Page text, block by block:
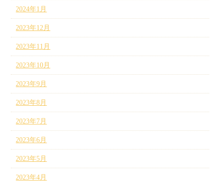
2024年1月
2023年12月
2023年11月
2023年10月
2023年9月
2023年8月
2023年7月
2023年6月
2023年5月
2023年4月